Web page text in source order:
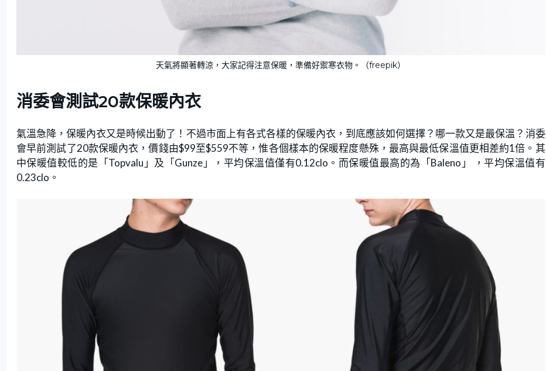
天氣將顯著轉涼，大家記得注意保暖，準備好禦寒衣物。（freepik）
消委會測試20款保暖內衣
氣溫急降，保暖內衣又是時候出動了！不過市面上有各式各樣的保暖內衣，到底應該如何選擇？哪一款又是最保溫？消委
會早前測試了20款保暖內衣，價錢由$99至$559不等，惟各個樣本的保暖程度懸殊，最高與最低保溫值更相差約1倍。其
中保暖值較低的是「Topvalu」及「Gunze」，平均保溫值僅有0.12clo。而保暖值最高的為「Baleno」 ，平均保溫值有
0.23clo。